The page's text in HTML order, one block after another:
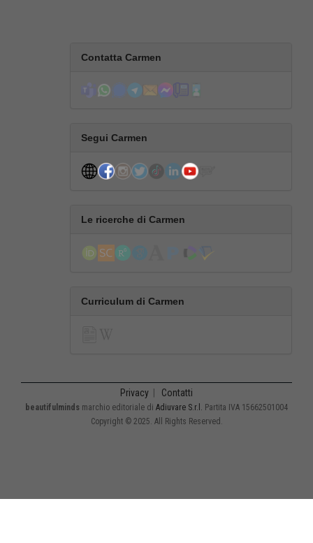
Contatta Carmen
Segui Carmen
Le ricerche di Carmen
Curriculum di Carmen
Privacy Contatti
beautifulminds marchio editoriale di Adiuvare S.r.l. Partita IVA 15662501004
Copyright © 2025. All Rights Reserved.